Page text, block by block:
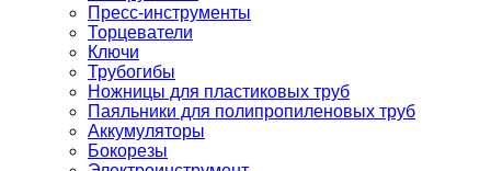
Пресс-инструменты
Торцеватели
Ключи
Трубогибы
Ножницы для пластиковых труб
Паяльники для полипропиленовых труб
Аккумуляторы
Бокорезы